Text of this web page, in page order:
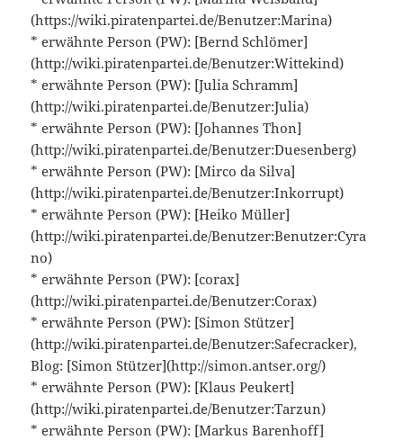
(https://wiki.piratenpartei.de/Benutzer:Marina)
* erwähnte Person (PW): [Bernd Schlömer]
(http://wiki.piratenpartei.de/Benutzer:Wittekind)
* erwähnte Person (PW): [Julia Schramm]
(http://wiki.piratenpartei.de/Benutzer:Julia)
* erwähnte Person (PW): [Johannes Thon]
(http://wiki.piratenpartei.de/Benutzer:Duesenberg)
* erwähnte Person (PW): [Mirco da Silva]
(http://wiki.piratenpartei.de/Benutzer:Inkorrupt)
* erwähnte Person (PW): [Heiko Müller]
(http://wiki.piratenpartei.de/Benutzer:Benutzer:Cyra
no)
* erwähnte Person (PW): [corax]
(http://wiki.piratenpartei.de/Benutzer:Corax)
* erwähnte Person (PW): [Simon Stützer]
(http://wiki.piratenpartei.de/Benutzer:Safecracker),
Blog: [Simon Stützer](http://simon.antser.org/)
* erwähnte Person (PW): [Klaus Peukert]
(http://wiki.piratenpartei.de/Benutzer:Tarzun)
* erwähnte Person (PW): [Markus Barenhoff]